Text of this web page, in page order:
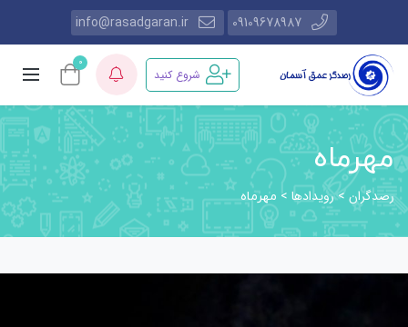
09109678987
info@rasadgaran.ir
شروع کنید
0
مهرماه
رصدگران>رویدادها > مهرماه